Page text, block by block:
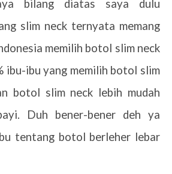
bilang diatas saya dulu
slim neck ternyata memang
memilih botol slim neck
ibu-ibu yang memilih botol slim
botol slim neck lebih mudah
Duh bener-bener deh ya
tentang botol berleher lebar